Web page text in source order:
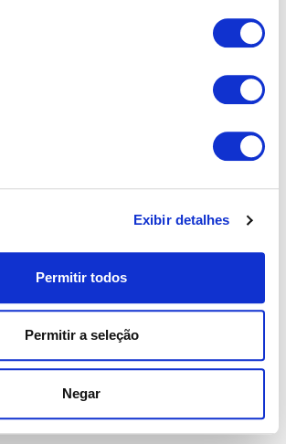
Exibir detalhes
Permitir todos
Permitir a seleção
Negar